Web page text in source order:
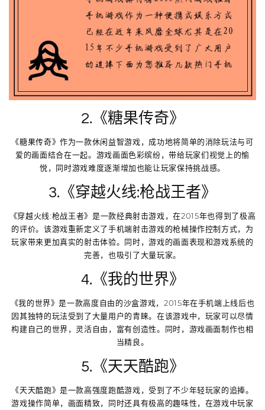
2.《糖果传奇》
《糖果传奇》作为一款休闲益智游戏，成功地将简单的消除玩法与可
爱的画面结合在一起。游戏画面色彩缤纷，带给玩家们视觉上的愉
悦，同时游戏难度逐渐增加也能让玩家保持挑战感。
3.《穿越火线:枪战王者》
《穿越火线:枪战王者》是一款经典射击游戏，在2015年也得到了极高
的评价。该游戏重新定义了手机端射击游戏的枪械操作控制方式，为
玩家带来更加真实的射击体验。同时，游戏的画面表现和游戏系统的
完善，也吸引了大量玩家。
4.《我的世界》
《我的世界》是一款高度自由的沙盒游戏，2015年在手机端上线后也
因其独特的玩法受到了大量用户的青睐。在该游戏中，玩家可以尽情
构建自己的世界，灵活自由，富有创造性。同时，游戏画面制作也相
当精良。
5.《天天酷跑》
《天天酷跑》是一款高强度跑酷游戏，受到了不少年轻玩家的追捧。
游戏操作简单，画面精致，同时还具有极高的趣味性，在游戏中玩家